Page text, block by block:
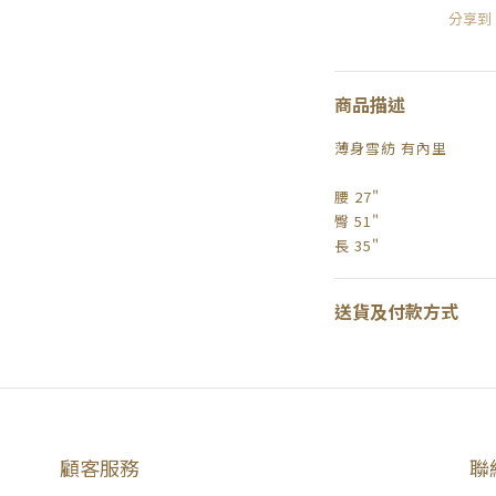
分享到
商品描述
薄身雪紡 有內里
腰 27"
臀 51"
長 35"
送貨及付款方式
顧客服務 聯